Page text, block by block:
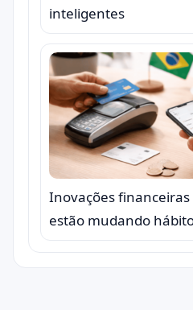
inteligentes
Inovações
estão mudando